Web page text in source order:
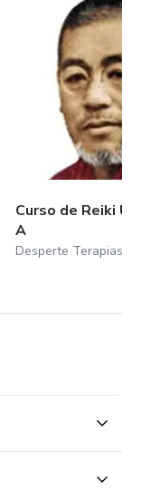
Curso de Reiki Usui
A
Desperte Terapias Online